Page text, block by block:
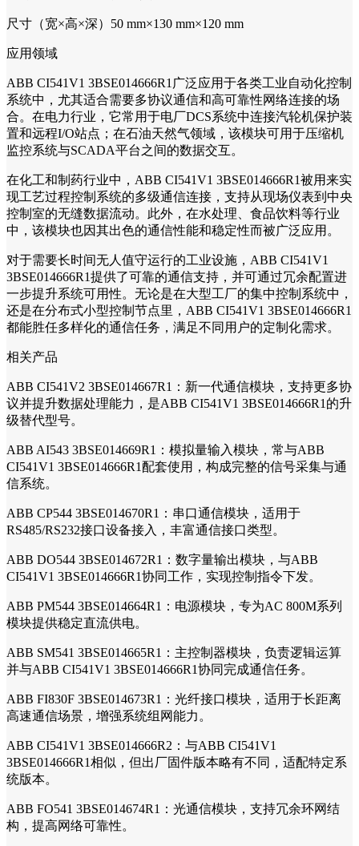
尺寸（宽×高×深）50 mm×130 mm×120 mm
应用领域
ABB CI541V1 3BSE014666R1广泛应用于各类工业自动化控制
系统中，尤其适合需要多协议通信和高可靠性网络连接的场
合。在电力行业，它常用于电厂DCS系统中连接汽轮机保护装
置和远程I/O站点；在石油天然气领域，该模块可用于压缩机
监控系统与SCADA平台之间的数据交互。
在化工和制药行业中，ABB CI541V1 3BSE014666R1被用来实
现工艺过程控制系统的多级通信连接，支持从现场仪表到中央
控制室的无缝数据流动。此外，在水处理、食品饮料等行业
中，该模块也因其出色的通信性能和稳定性而被广泛应用。
对于需要长时间无人值守运行的工业设施，ABB CI541V1
3BSE014666R1提供了可靠的通信支持，并可通过冗余配置进
一步提升系统可用性。无论是在大型工厂的集中控制系统中，
还是在分布式小型控制节点里，ABB CI541V1 3BSE014666R1
都能胜任多样化的通信任务，满足不同用户的定制化需求。
相关产品
ABB CI541V2 3BSE014667R1：新一代通信模块，支持更多协
议并提升数据处理能力，是ABB CI541V1 3BSE014666R1的升
级替代型号。
ABB AI543 3BSE014669R1：模拟量输入模块，常与ABB
CI541V1 3BSE014666R1配套使用，构成完整的信号采集与通
信系统。
ABB CP544 3BSE014670R1：串口通信模块，适用于
RS485/RS232接口设备接入，丰富通信接口类型。
ABB DO544 3BSE014672R1：数字量输出模块，与ABB
CI541V1 3BSE014666R1协同工作，实现控制指令下发。
ABB PM544 3BSE014664R1：电源模块，专为AC 800M系列
模块提供稳定直流供电。
ABB SM541 3BSE014665R1：主控制器模块，负责逻辑运算
并与ABB CI541V1 3BSE014666R1协同完成通信任务。
ABB FI830F 3BSE014673R1：光纤接口模块，适用于长距离
高速通信场景，增强系统组网能力。
ABB CI541V1 3BSE014666R2：与ABB CI541V1
3BSE014666R1相似，但出厂固件版本略有不同，适配特定系
统版本。
ABB FO541 3BSE014674R1：光通信模块，支持冗余环网结
构，提高网络可靠性。